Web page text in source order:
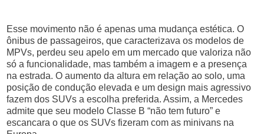
Esse movimento não é apenas uma mudança estética. O
ônibus de passageiros, que caracterizava os modelos de
MPVs, perdeu seu apelo em um mercado que valoriza não
só a funcionalidade, mas também a imagem e a presença
na estrada. O aumento da altura em relação ao solo, uma
posição de condução elevada e um design mais agressivo
fazem dos SUVs a escolha preferida. Assim, a Mercedes
admite que seu modelo Classe B “não tem futuro” e
escancara o que os SUVs fizeram com as minivans na